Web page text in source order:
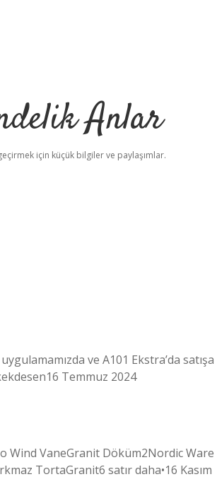
Anlar
için küçük bilgiler ve paylaşımlar.
ve A101 Ekstra’da satışa
Temmuz 2024
Wind VaneGranit Döküm2Nordic Ware
TortaGranit6 satır daha•16 Kasım